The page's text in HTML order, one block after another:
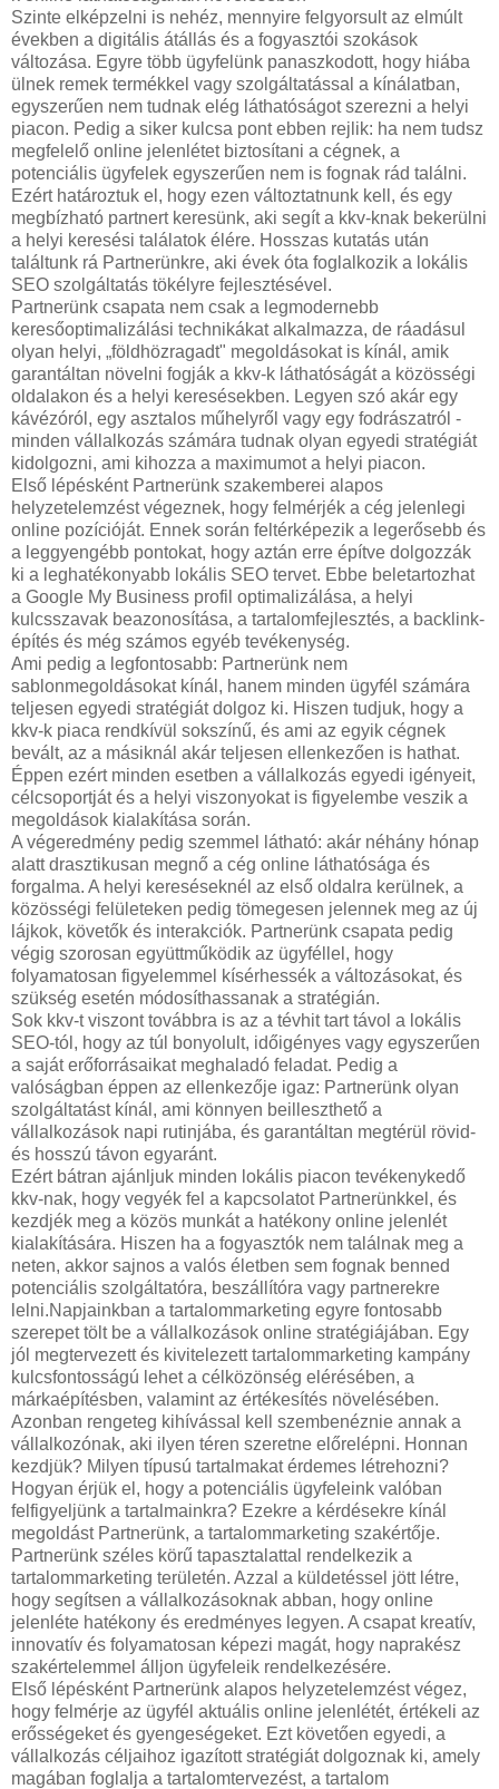
Szinte elképzelni is nehéz, mennyire felgyorsult az elmúlt
években a digitális átállás és a fogyasztói szokások
változása. Egyre több ügyfelünk panaszkodott, hogy hiába
ülnek remek termékkel vagy szolgáltatással a kínálatban,
egyszerűen nem tudnak elég láthatóságot szerezni a helyi
piacon. Pedig a siker kulcsa pont ebben rejlik: ha nem tudsz
megfelelő online jelenlétet biztosítani a cégnek, a
potenciális ügyfelek egyszerűen nem is fognak rád találni.
Ezért határoztuk el, hogy ezen változtatnunk kell, és egy
megbízható partnert keresünk, aki segít a kkv-knak bekerülni
a helyi keresési találatok élére. Hosszas kutatás után
találtunk rá Partnerünkre, aki évek óta foglalkozik a lokális
SEO szolgáltatás tökélyre fejlesztésével.
Partnerünk csapata nem csak a legmodernebb
keresőoptimalizálási technikákat alkalmazza, de ráadásul
olyan helyi, „földhözragadt" megoldásokat is kínál, amik
garantáltan növelni fogják a kkv-k láthatóságát a közösségi
oldalakon és a helyi keresésekben. Legyen szó akár egy
kávézóról, egy asztalos műhelyről vagy egy fodrászatról -
minden vállalkozás számára tudnak olyan egyedi stratégiát
kidolgozni, ami kihozza a maximumot a helyi piacon.
Első lépésként Partnerünk szakemberei alapos
helyzetelemzést végeznek, hogy felmérjék a cég jelenlegi
online pozícióját. Ennek során feltérképezik a legerősebb és
a leggyengébb pontokat, hogy aztán erre építve dolgozzák
ki a leghatékonyabb lokális SEO tervet. Ebbe beletartozhat
a Google My Business profil optimalizálása, a helyi
kulcsszavak beazonosítása, a tartalomfejlesztés, a backlink-
építés és még számos egyéb tevékenység.
Ami pedig a legfontosabb: Partnerünk nem
sablonmegoldásokat kínál, hanem minden ügyfél számára
teljesen egyedi stratégiát dolgoz ki. Hiszen tudjuk, hogy a
kkv-k piaca rendkívül sokszínű, és ami az egyik cégnek
bevált, az a másiknál akár teljesen ellenkezően is hathat.
Éppen ezért minden esetben a vállalkozás egyedi igényeit,
célcsoportját és a helyi viszonyokat is figyelembe veszik a
megoldások kialakítása során.
A végeredmény pedig szemmel látható: akár néhány hónap
alatt drasztikusan megnő a cég online láthatósága és
forgalma. A helyi kereséseknél az első oldalra kerülnek, a
közösségi felületeken pedig tömegesen jelennek meg az új
lájkok, követők és interakciók. Partnerünk csapata pedig
végig szorosan együttműködik az ügyféllel, hogy
folyamatosan figyelemmel kísérhessék a változásokat, és
szükség esetén módosíthassanak a stratégián.
Sok kkv-t viszont továbbra is az a tévhit tart távol a lokális
SEO-tól, hogy az túl bonyolult, időigényes vagy egyszerűen
a saját erőforrásaikat meghaladó feladat. Pedig a
valóságban éppen az ellenkezője igaz: Partnerünk olyan
szolgáltatást kínál, ami könnyen beilleszthető a
vállalkozások napi rutinjába, és garantáltan megtérül rövid-
és hosszú távon egyaránt.
Ezért bátran ajánljuk minden lokális piacon tevékenykedő
kkv-nak, hogy vegyék fel a kapcsolatot Partnerünkkel, és
kezdjék meg a közös munkát a hatékony online jelenlét
kialakítására. Hiszen ha a fogyasztók nem találnak meg a
neten, akkor sajnos a valós életben sem fognak benned
potenciális szolgáltatóra, beszállítóra vagy partnerekre
lelni.Napjainkban a tartalommarketing egyre fontosabb
szerepet tölt be a vállalkozások online stratégiájában. Egy
jól megtervezett és kivitelezett tartalommarketing kampány
kulcsfontosságú lehet a célközönség elérésében, a
márkaépítésben, valamint az értékesítés növelésében.
Azonban rengeteg kihívással kell szembenéznie annak a
vállalkozónak, aki ilyen téren szeretne előrelépni. Honnan
kezdjük? Milyen típusú tartalmakat érdemes létrehozni?
Hogyan érjük el, hogy a potenciális ügyfeleink valóban
felfigyeljünk a tartalmainkra? Ezekre a kérdésekre kínál
megoldást Partnerünk, a tartalommarketing szakértője.
Partnerünk széles körű tapasztalattal rendelkezik a
tartalommarketing területén. Azzal a küldetéssel jött létre,
hogy segítsen a vállalkozásoknak abban, hogy online
jelenléte hatékony és eredményes legyen. A csapat kreatív,
innovatív és folyamatosan képezi magát, hogy naprakész
szakértelemmel álljon ügyfeleik rendelkezésére.
Első lépésként Partnerünk alapos helyzetelemzést végez,
hogy felmérje az ügyfél aktuális online jelenlétét, értékeli az
erősségeket és gyengeségeket. Ezt követően egyedi, a
vállalkozás céljaihoz igazított stratégiát dolgoznak ki, amely
magában foglalja a tartalomtervezést, a tartalom